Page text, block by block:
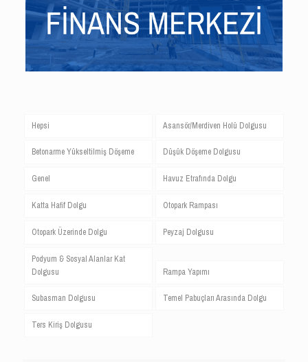
Hepsi
Asansör/Merdiven Holü Dolgusu
Betonarme Yükseltilmiş Döşeme
Düşük Döşeme Dolgusu
Genel
Havuz Etrafında Dolgu
Katta Hafif Dolgu
Otopark Rampası
Otopark Üzerinde Dolgu
Peyzaj Dolgusu
Podyum & Sosyal Alanlar Kat
Dolgusu
Rampa Yapımı
Subasman Dolgusu
Temel Pabuçları Arasında Dolgu
Ters Kiriş Dolgusu